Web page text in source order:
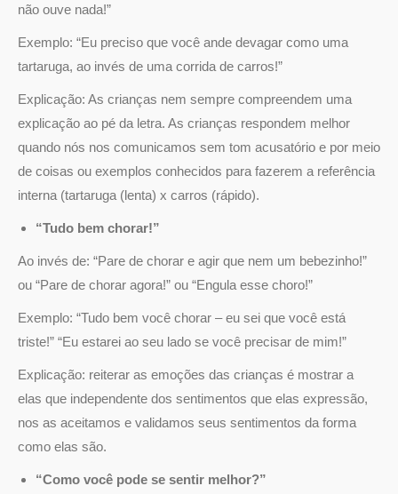
não ouve nada!”
Exemplo: “Eu preciso que você ande devagar como uma
tartaruga, ao invés de uma corrida de carros!”
Explicação: As crianças nem sempre compreendem uma
explicação ao pé da letra. As crianças respondem melhor
quando nós nos comunicamos sem tom acusatório e por meio
de coisas ou exemplos conhecidos para fazerem a referência
interna (tartaruga (lenta) x carros (rápido).
“Tudo bem chorar!”
Ao invés de: “Pare de chorar e agir que nem um bebezinho!”
ou “Pare de chorar agora!” ou “Engula esse choro!”
Exemplo: “Tudo bem você chorar – eu sei que você está
triste!” “Eu estarei ao seu lado se você precisar de mim!”
Explicação: reiterar as emoções das crianças é mostrar a
elas que independente dos sentimentos que elas expressão,
nos as aceitamos e validamos seus sentimentos da forma
como elas são.
“Como você pode se sentir melhor?”